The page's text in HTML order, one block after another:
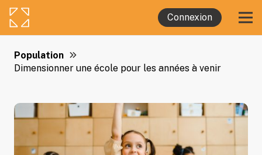
Connexion
Population
Dimensionner une école pour les années à venir